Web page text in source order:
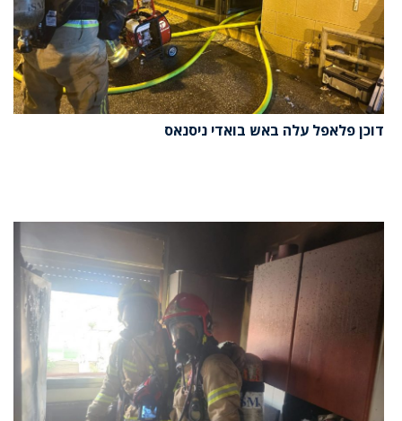
דוכן פלאפל עלה באש בואדי ניסנאס